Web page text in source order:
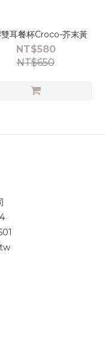
耳餐杯Croco-芥末黃
NT$580
NT$650